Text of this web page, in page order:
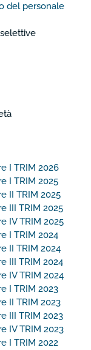
del personale
I TRIM 2026
I TRIM 2025
II TRIM 2025
III TRIM 2025
IV TRIM 2025
I TRIM 2024
II TRIM 2024
III TRIM 2024
IV TRIM 2024
I TRIM 2023
II TRIM 2023
III TRIM 2023
IV TRIM 2023
I TRIM 2022